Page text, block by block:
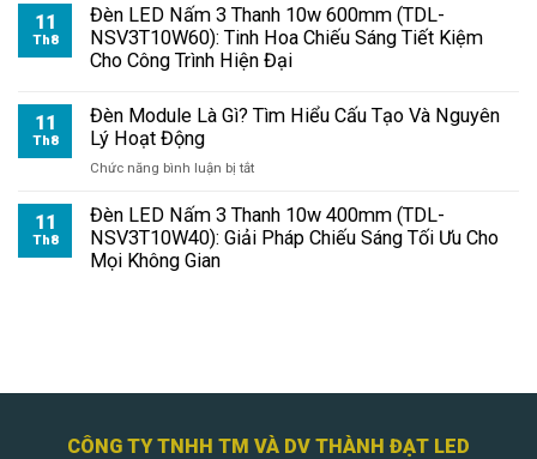
Pha
LED
Module
Không?
Cần
Biết
11
Th8
Đèn LED Nấm 3 Thanh 10w 600mm (TDL-
NSV3T10W60): Tinh Hoa Chiếu Sáng Tiết Kiệm
Cho Công Trình Hiện Đại
11
Th8
Đèn Module Là Gì? Tìm Hiểu Cấu Tạo Và Nguyên
Lý Hoạt Động
Chức năng bình luận bị tắtở
Module
Là
Động
11
Th8
Đèn LED Nấm 3 Thanh 10w 400mm (TDL-
NSV3T10W40): Giải Pháp Chiếu Sáng Tối Ưu Cho
Mọi Không Gian
CÔNG TY TNHH TM VÀ DV THÀNH ĐẠT LED